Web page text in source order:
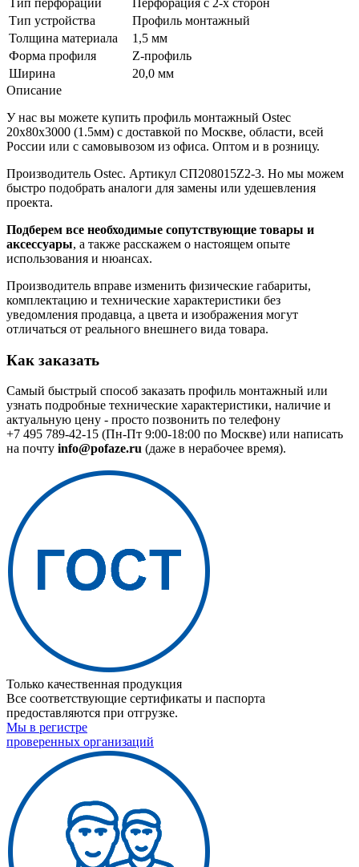
Тип устройства
Профиль монтажный
Толщина материала
1,5 мм
Форма профиля
Z-профиль
Ширина
20,0 мм
Описание
У нас вы можете купить профиль монтажный Ostec
20х80х3000 (1.5мм) с доставкой по Москве, области, всей
России или с самовывозом из офиса. Оптом и в розницу.
Производитель Ostec. Артикул СП208015Z2-3. Но мы можем
быстро подобрать аналоги для замены или удешевления
проекта.
Подберем все необходимые сопутствующие товары и
аксессуары, а также расскажем о настоящем опыте
использования и нюансах.
Производитель вправе изменить физические габариты,
комплектацию и технические характеристики без
уведомления продавца, а цвета и изображения могут
отличаться от реального внешнего вида товара.
Как заказать
Самый быстрый способ заказать профиль монтажный или
узнать подробные технические характеристики, наличие и
актуальную цену - просто позвонить по телефону
+7 495 789-42-15 (Пн-Пт 9:00-18:00 по Москве) или написать
на почту info@pofaze.ru (даже в нерабочее время).
Только качественная продукция
Все соответствующие сертификаты и паспорта
предоставляются при отгрузке.
Мы в регистре
проверенных организаций